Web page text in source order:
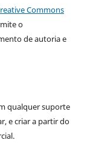
Commons
o
de autoria e
qualquer suporte
e criar a partir do